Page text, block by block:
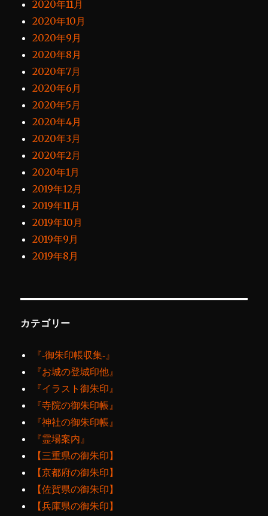
2020年11月
2020年10月
2020年9月
2020年8月
2020年7月
2020年6月
2020年5月
2020年4月
2020年3月
2020年2月
2020年1月
2019年12月
2019年11月
2019年10月
2019年9月
2019年8月
カテゴリー
『‐御朱印帳収集‐』
『お城の登城印他』
『イラスト御朱印』
『寺院の御朱印帳』
『神社の御朱印帳』
『霊場案内』
【三重県の御朱印】
【京都府の御朱印】
【佐賀県の御朱印】
【兵庫県の御朱印】